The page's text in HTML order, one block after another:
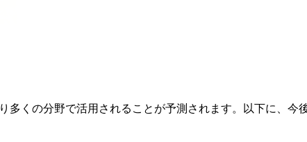
多くの分野で活用されることが予測されます。以下に、今